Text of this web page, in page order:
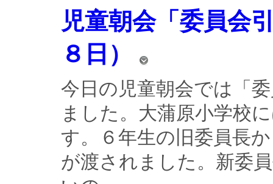
児童朝会「委員会
８日）
今日の児童朝会では「
ました。大蒲原小学校
す。６年生の旧委員長
が渡されました。新委